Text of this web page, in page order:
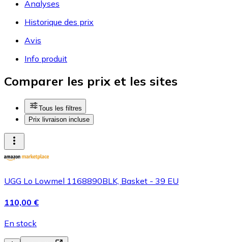
Analyses
Historique des prix
Avis
Info produit
Comparer les prix et les sites
Tous les filtres
Prix livraison incluse
UGG Lo Lowmel 1168890BLK, Basket - 39 EU
110,00 €
En stock